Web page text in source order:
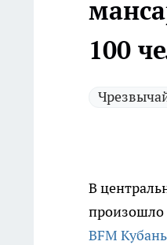
100
В
произошло
BFM Кубань